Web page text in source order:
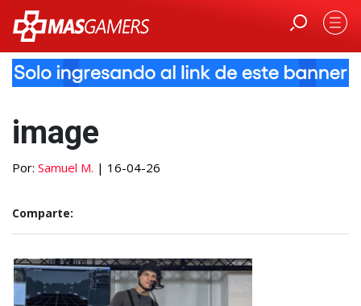
image
Por: Samuel M. | 16-04-26
Comparte: